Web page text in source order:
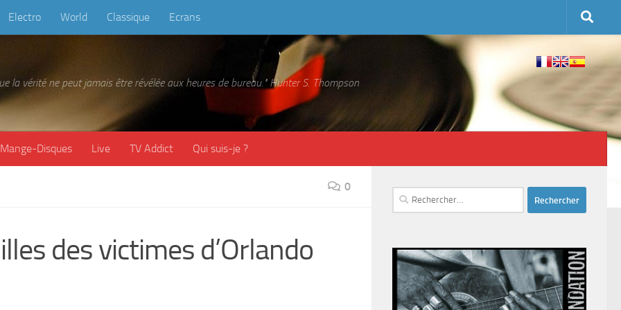
Electro World Classique Ecrans
la vérité ne peut jamais être révélée aux heures de bureau." Hunter S. Thompson
Mange-Disques Live TV Addict Qui suis-je ?
0
des victimes d’Orlando
Rechercher :